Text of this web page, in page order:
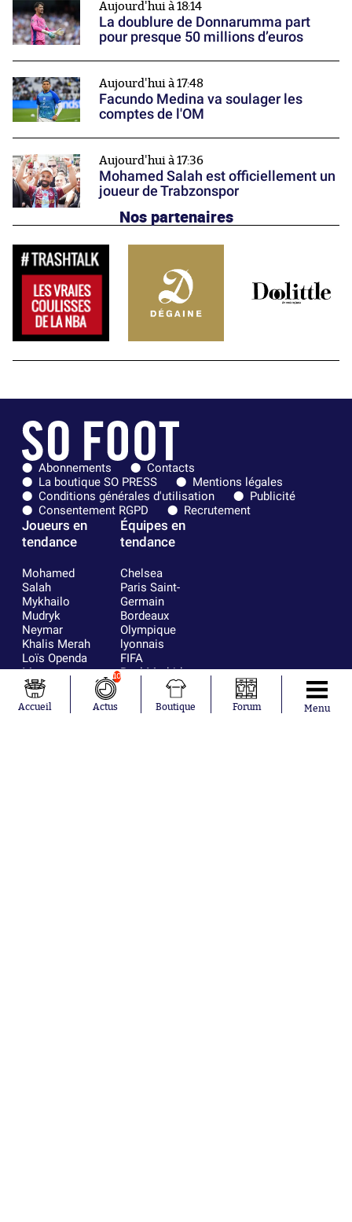
Aujourd'hui à 18:14
La doublure de Donnarumma part
pour presque 50 millions d’euros
Aujourd'hui à 17:48
Facundo Medina va soulager les
comptes de l'OM
Aujourd'hui à 17:36
Mohamed Salah est officiellement un
joueur de Trabzonspor
Nos partenaires
Abonnements
Contacts
La boutique SO PRESS
Mentions légales
Conditions générales d'utilisation
Publicité
Consentement RGPD
Recrutement
Joueurs en
tendance
Mohamed
Salah
Mykhailo
Mudryk
Neymar
Khalis Merah
Loïs Openda
Moussa
Niakhaté
Nicolás
Tagliafico
Équipes en
tendance
Chelsea
Paris Saint-
Germain
Bordeaux
Olympique
lyonnais
FIFA
Real Madrid
RC Strasbourg
AC Milan
France
Accueil
10
Actus Boutique Forum Menu